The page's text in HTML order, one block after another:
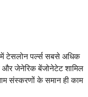
टेसलोन पर्ल्स सबसे अधिक
और जेनेरिक बेंजोनेटेट शामिल
संस्करणों के समान ही काम